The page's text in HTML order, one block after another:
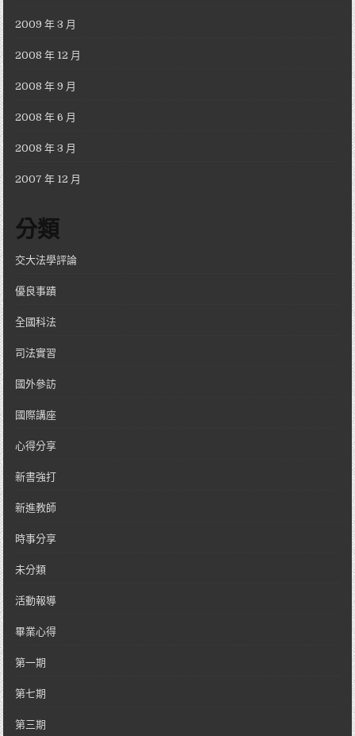
2009 年 3 月
2008 年 12 月
2008 年 9 月
2008 年 6 月
2008 年 3 月
2007 年 12 月
分類
交大法學評論
優良事蹟
全國科法
司法實習
國外參訪
國際講座
心得分享
新書強打
新進教師
時事分享
未分類
活動報導
畢業心得
第一期
第七期
第三期